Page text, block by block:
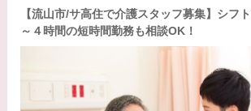
【流山市/サ高住で介護スタッフ募集】シフ
～４時間の短時間勤務も相談OK！